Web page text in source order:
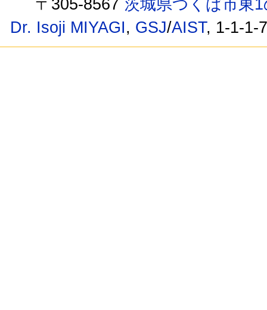
〒305-8567茨城県つくば市東
Dr. Isoji MIYAGI, GSJ/AIST, 1-1-1-